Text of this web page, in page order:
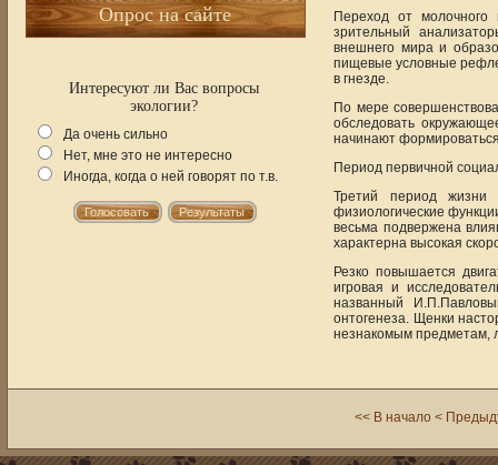
Опрос на сайте
Интересуют ли Вас вопросы
экологии?
Да очень сильно
Нет, мне это не интересно
Иногда, когда о ней говорят по т.в.
Переход от молочного
зрительный
внешнего мира и
пищевые условные
в гнезде.
По мере
обследовать
начинают
Период первичной
Третий период
физиологические
весьма подвержена
характерна высокая
Резко повышается
игровая и
названный
онтогенеза. Щенки
незнакомым предметам,
<< В начало <